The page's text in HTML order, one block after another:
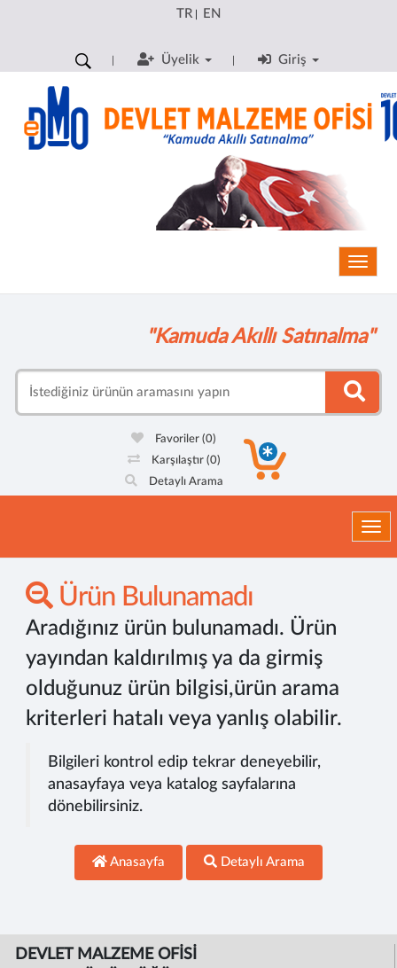
TR| EN
Üyelik Giriş
"Kamuda Akıllı Satınalma"
Favoriler(0)
Karşılaştır (0)
Detaylı Arama
Ürün Bulunamadı
Aradığınız ürün bulunamadı. Ürün
yayından kaldırılmış ya da girmiş
olduğunuz ürün bilgisi,ürün arama
kriterleri hatalı veya yanlış olabilir.
Bilgileri kontrol edip tekrar deneyebilir,
anasayfaya veya katalog sayfalarına
dönebilirsiniz.
Anasayfa Detaylı Arama
DEVLET MALZEME OFİSİ